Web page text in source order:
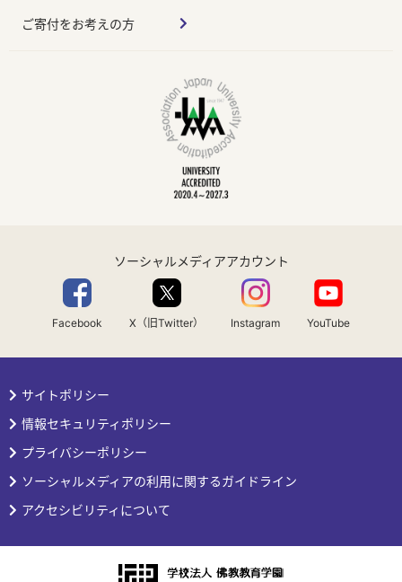
ご寄付をお考えの方
ソーシャルメディアアカウント
Facebook X（旧Twitter） Instagram YouTube
サイトポリシー
情報セキュリティポリシー
プライバシーポリシー
ソーシャルメディアの利用に関するガイドライン
アクセシビリティについて